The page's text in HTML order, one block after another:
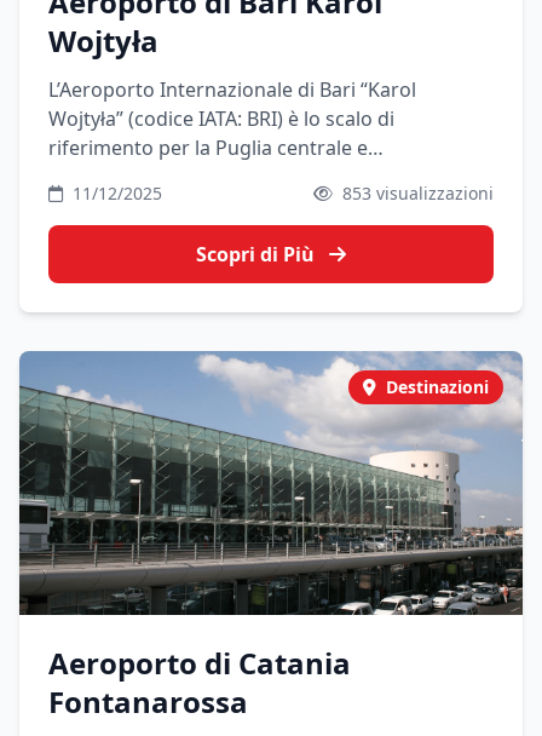
Wojtyła
L’Aeroporto Internazionale di Bari “Karol
Wojtyła” (codice IATA: BRI) è lo scalo di
riferimento per la Puglia centrale e
in zona Palese, ed è il punto di accesso ideale
per chi vuole visitare Bari, il Gargano, la Murgia,
la Valle d’Itria e gran parte dell’Adriatico
pugliese.
11/12/2025 853 visualizzazioni
Scopri di Più
Destinazioni
Aeroporto di Catania
Fontanarossa